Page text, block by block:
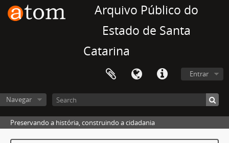
Arquivo Público do
Estado de Santa
Catarina
Entrar
Navegar
Preservando a história, construindo a cidadania